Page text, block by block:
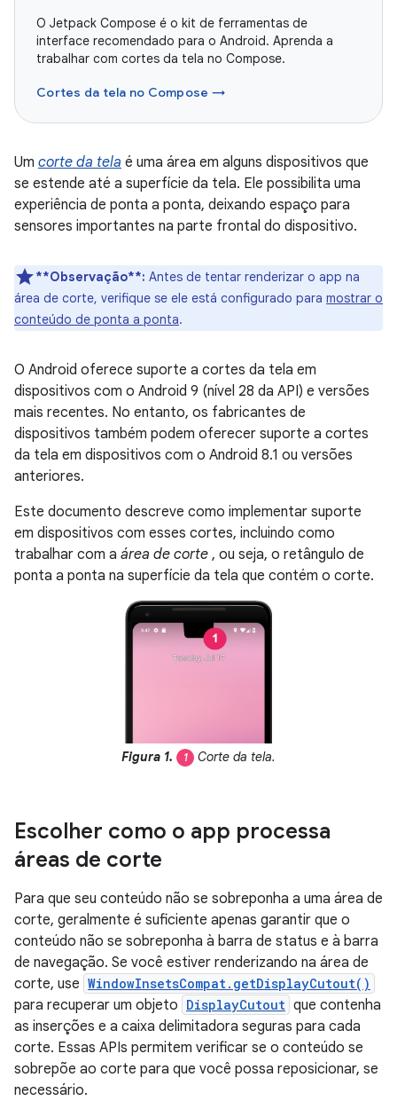
O Jetpack Compose é o kit de ferramentas de
interface recomendado para o Android. Aprenda a
trabalhar com cortes da tela no Compose.
Cortes da tela no Compose →
Um corte da tela é uma área em alguns dispositivos que
se estende até a superfície da tela. Ele possibilita uma
experiência de ponta a ponta, deixando espaço para
sensores importantes na parte frontal do dispositivo.
**Observação**: Antes de tentar renderizar o app na
área de corte, verifique se ele está configurado para mostrar o
conteúdo de ponta a ponta.
O Android oferece suporte a cortes da tela em
dispositivos com o Android 9 (nível 28 da API) e versões
mais recentes. No entanto, os fabricantes de
dispositivos também podem oferecer suporte a cortes
da tela em dispositivos com o Android 8.1 ou versões
anteriores.
Este documento descreve como implementar suporte
em dispositivos com esses cortes, incluindo como
trabalhar com a área de corte , ou seja, o retângulo de
ponta a ponta na superfície da tela que contém o corte.
Figura 1. 1 Corte da tela.
Escolher como o app processa
áreas de corte
Para que seu conteúdo não se sobreponha a uma área de
corte, geralmente é suficiente apenas garantir que o
conteúdo não se sobreponha à barra de status e à barra
de navegação. Se você estiver renderizando na área de
corte, use WindowInsetsCompat.getDisplayCutout()
para recuperar um objeto DisplayCutout que contenha
as inserções e a caixa delimitadora seguras para cada
corte. Essas APIs permitem verificar se o conteúdo se
sobrepõe ao corte para que você possa reposicionar, se
necessário.